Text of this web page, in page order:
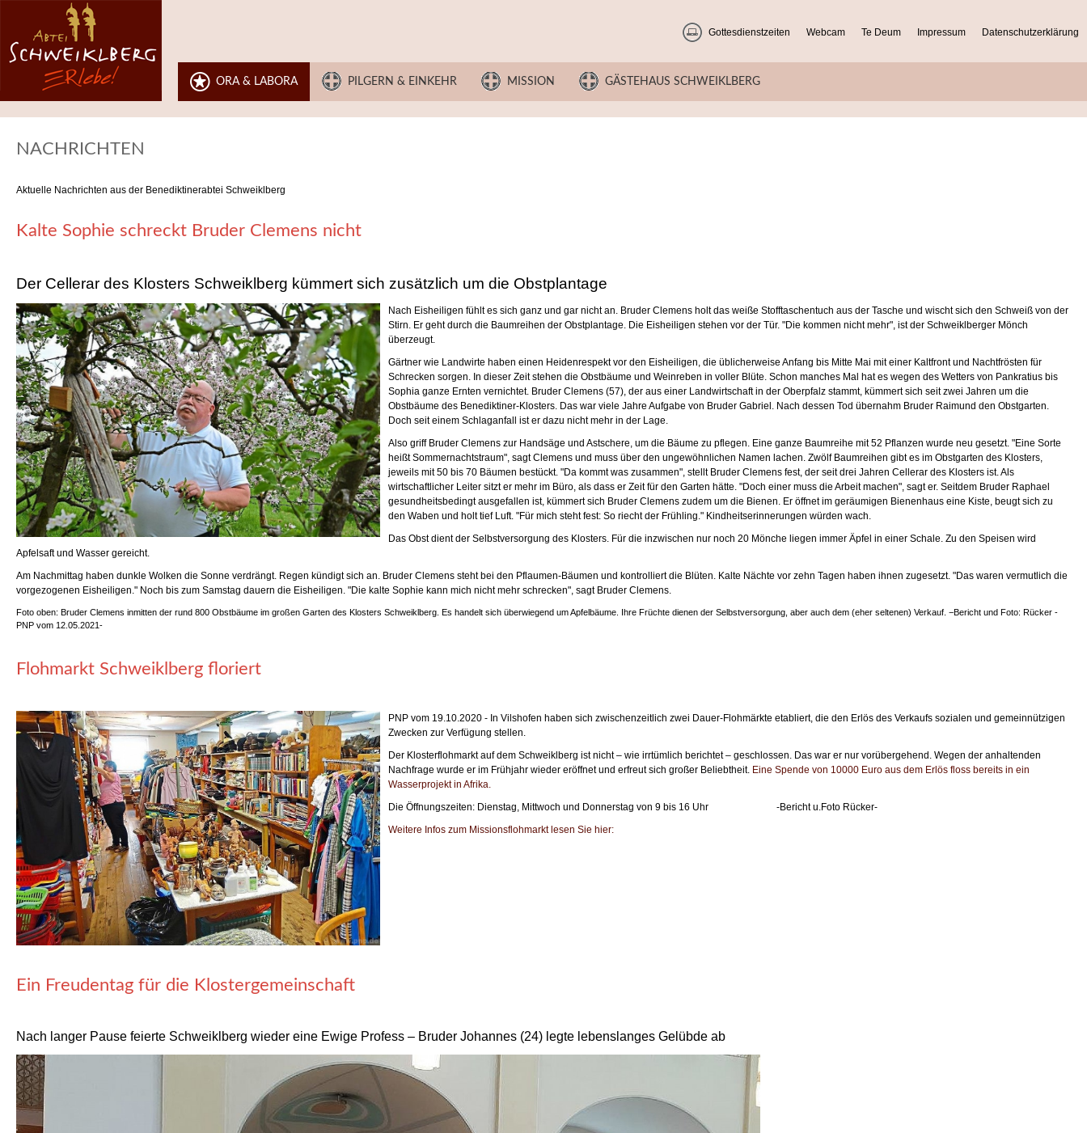
Gottesdienstzeiten Webcam Te Deum Impressum Datenschutzerklärung
ORA & LABORA PILGERN & EINKEHR MISSION GÄSTEHAUS SCHWEIKLBERG
NACHRICHTEN
Aktuelle Nachrichten aus der Benediktinerabtei Schweiklberg
Kalte Sophie schreckt Bruder Clemens nicht
Der Cellerar des Klosters Schweiklberg kümmert sich zusätzlich um die Obstplantage
Nach Eisheiligen fühlt es sich ganz und gar nicht an. Bruder Clemens holt das weiße Stofftaschentuch aus der Tasche und wischt sich den Schweiß von der
Stirn. Er geht durch die Baumreihen der Obstplantage. Die Eisheiligen stehen vor der Tür. "Die kommen nicht mehr", ist der Schweiklberger Mönch
überzeugt.
Gärtner wie Landwirte haben einen Heidenrespekt vor den Eisheiligen, die üblicherweise Anfang bis Mitte Mai mit einer Kaltfront und Nachtfrösten für
Schrecken sorgen. In dieser Zeit stehen die Obstbäume und Weinreben in voller Blüte. Schon manches Mal hat es wegen des Wetters von Pankratius bis
Sophia ganze Ernten vernichtet. Bruder Clemens (57), der aus einer Landwirtschaft in der Oberpfalz stammt, kümmert sich seit zwei Jahren um die
Obstbäume des Benediktiner-Klosters. Das war viele Jahre Aufgabe von Bruder Gabriel. Nach dessen Tod übernahm Bruder Raimund den Obstgarten.
Doch seit einem Schlaganfall ist er dazu nicht mehr in der Lage.
Also griff Bruder Clemens zur Handsäge und Astschere, um die Bäume zu pflegen. Eine ganze Baumreihe mit 52 Pflanzen wurde neu gesetzt. "Eine Sorte
heißt Sommernachtstraum", sagt Clemens und muss über den ungewöhnlichen Namen lachen. Zwölf Baumreihen gibt es im Obstgarten des Klosters,
jeweils mit 50 bis 70 Bäumen bestückt. "Da kommt was zusammen", stellt Bruder Clemens fest, der seit drei Jahren Cellerar des Klosters ist. Als
wirtschaftlicher Leiter sitzt er mehr im Büro, als dass er Zeit für den Garten hätte. "Doch einer muss die Arbeit machen", sagt er. Seitdem Bruder Raphael
gesundheitsbedingt ausgefallen ist, kümmert sich Bruder Clemens zudem um die Bienen. Er öffnet im geräumigen Bienenhaus eine Kiste, beugt sich zu
den Waben und holt tief Luft. "Für mich steht fest: So riecht der Frühling." Kindheitserinnerungen würden wach.
Das Obst dient der Selbstversorgung des Klosters. Für die inzwischen nur noch 20 Mönche liegen immer Äpfel in einer Schale. Zu den Speisen wird
Apfelsaft und Wasser gereicht.
Am Nachmittag haben dunkle Wolken die Sonne verdrängt. Regen kündigt sich an. Bruder Clemens steht bei den Pflaumen-Bäumen und kontrolliert die Blüten. Kalte Nächte vor zehn Tagen haben ihnen zugesetzt. "Das waren vermutlich die
vorgezogenen Eisheiligen." Noch bis zum Samstag dauern die Eisheiligen. "Die kalte Sophie kann mich nicht mehr schrecken", sagt Bruder Clemens.
Foto oben: Bruder Clemens inmitten der rund 800 Obstbäume im großen Garten des Klosters Schweiklberg. Es handelt sich überwiegend um Apfelbäume. Ihre Früchte dienen der Selbstversorgung, aber auch dem (eher seltenen) Verkauf. −Bericht und Foto: Rücker -
PNP vom 12.05.2021-
Flohmarkt Schweiklberg floriert
PNP vom 19.10.2020 - In Vilshofen haben sich zwischenzeitlich zwei Dauer-Flohmärkte etabliert, die den Erlös des Verkaufs sozialen und gemeinnützigen
Zwecken zur Verfügung stellen.
Der Klosterflohmarkt auf dem Schweiklberg ist nicht – wie irrtümlich berichtet – geschlossen. Das war er nur vorübergehend. Wegen der anhaltenden
Nachfrage wurde er im Frühjahr wieder eröffnet und erfreut sich großer Beliebtheit. Eine Spende von 10000 Euro aus dem Erlös floss bereits in ein
Wasserprojekt in Afrika.
Die Öffnungszeiten: Dienstag, Mittwoch und Donnerstag von 9 bis 16 Uhr -Bericht u.Foto Rücker-
Weitere Infos zum Missionsflohmarkt lesen Sie hier:
Ein Freudentag für die Klostergemeinschaft
Nach langer Pause feierte Schweiklberg wieder eine Ewige Profess – Bruder Johannes (24) legte lebenslanges Gelübde ab